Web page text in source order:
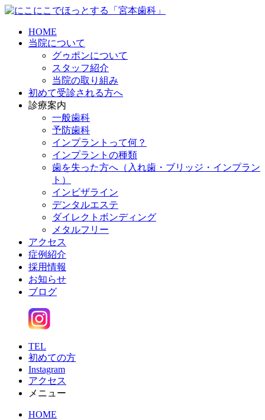
HOME
当院について
グゥポンについて
スタッフ紹介
当院の取り組み
初めて受診される方へ
診療案内
一般歯科
予防歯科
インプラントって何？
インプラントの種類
歯を失った方へ（入れ歯・ブリッジ・インプラン
ト）
インビザライン
デンタルエステ
ダイレクトボンディング
メタルフリー
アクセス
症例紹介
採用情報
お知らせ
ブログ
TEL
初めての方
Instagram
アクセス
メニュー
HOME